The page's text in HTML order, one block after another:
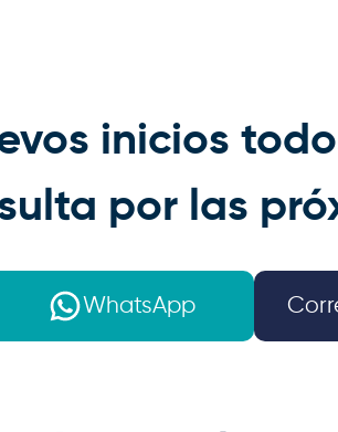
inicios
por las
WhatsApp